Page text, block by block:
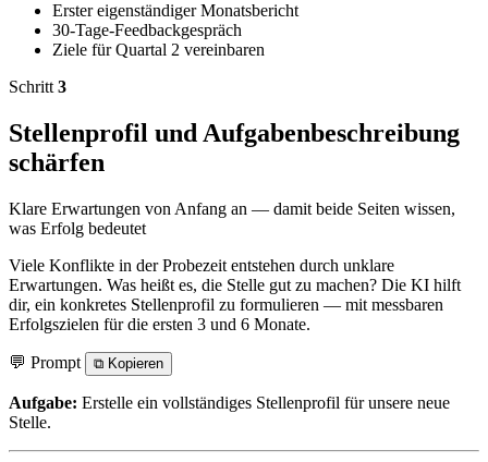
Erster eigenständiger Monatsbericht
30-Tage-Feedbackgespräch
Ziele für Quartal 2 vereinbaren
Schritt 3
Stellenprofil und Aufgabenbeschreibung
schärfen
Klare Erwartungen von Anfang an — damit beide Seiten wissen,
was Erfolg bedeutet
Viele Konflikte in der Probezeit entstehen durch unklare
Erwartungen. Was heißt es, die Stelle gut zu machen? Die KI hilft
dir, ein konkretes Stellenprofil zu formulieren — mit messbaren
Erfolgszielen für die ersten 3 und 6 Monate.
💬 Prompt ⧉ Kopieren
Aufgabe: Erstelle ein vollständiges Stellenprofil für unsere neue
Stelle.